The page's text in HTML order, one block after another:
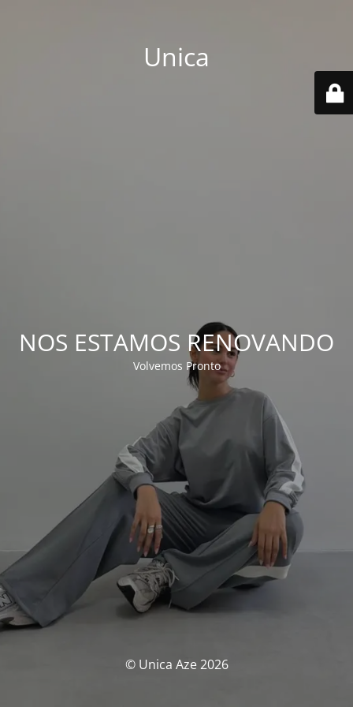
Unica
NOS ESTAMOS RENOVANDO
Volvemos Pronto
© Unica Aze 2026